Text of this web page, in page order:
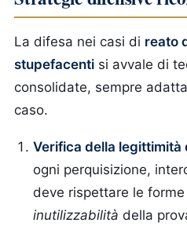
La difesa nei casi di reato
stupefacenti si avvale di
consolidate, sempre
caso.
Verifica della
ogni perquisizione,
deve rispettare le
inutilizzabilità della